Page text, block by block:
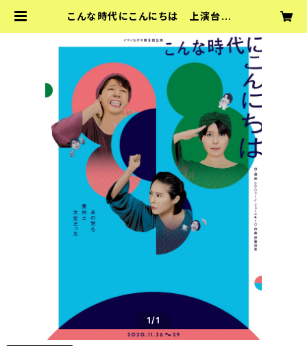
こんな時代にこんにちは 上演台本 |
ショップ
1/1